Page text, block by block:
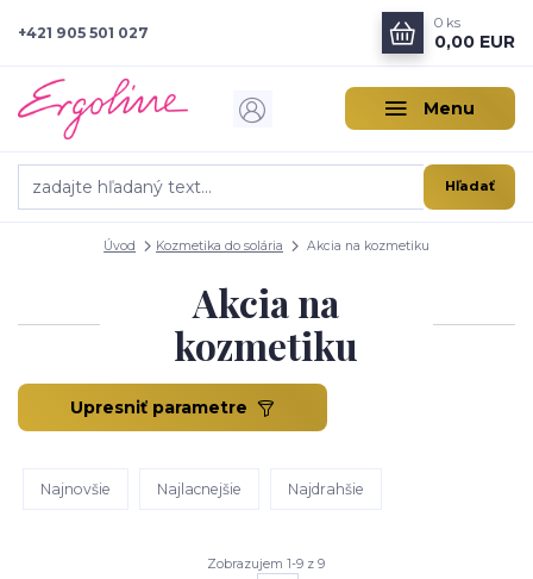
Menu
Hľadať
+421 905 501 027
0 ks
0,00 EUR
Úvod Kozmetika do solária Akcia na kozmetiku
Akcia na
kozmetiku
Upresniť parametre
Najnovšie Najlacnejšie Najdrahšie
Zobrazujem 1-9 z 9